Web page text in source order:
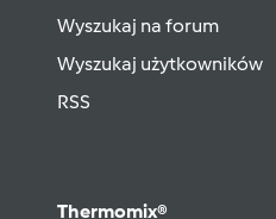
Wyszukaj na forum
Wyszukaj użytkowników
RSS
Thermomix®